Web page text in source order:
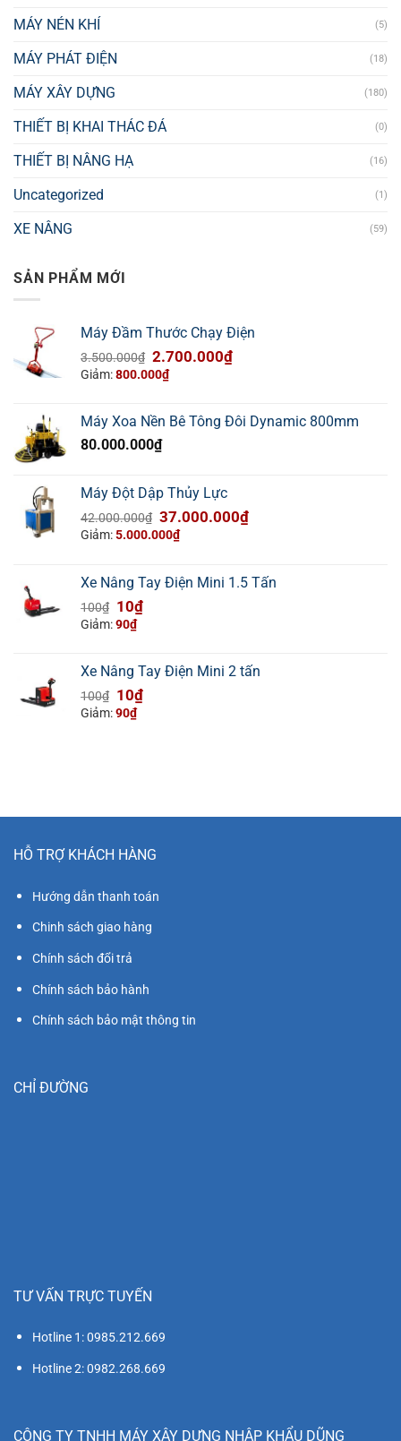
MÁY NÉN KHÍ (5)
MÁY PHÁT ĐIỆN (18)
MÁY XÂY DỰNG (180)
THIẾT BỊ KHAI THÁC ĐÁ (0)
THIẾT BỊ NÂNG HẠ (16)
Uncategorized (1)
XE NÂNG (59)
SẢN PHẨM MỚI
Máy Đầm Thước Chạy Điện
3.500.000₫ Giá
gốc
3.500.000₫.
2.700.000₫Giá
là:
2.700.000₫.
Giảm:800.000₫
Máy Xoa Nền Bê Tông Đôi Dynamic 800mm
80.000.000₫
Máy Đột Dập Thủy Lực
42.000.000₫ Giá
gốc
42.000.000₫.
37.000.000₫Giá
37.000.000₫.
Giảm:5.000.000₫
Xe Nâng Tay Điện Mini 1.5 Tấn
100₫ Giá
gốc
10₫Giá
10₫.
Giảm:90₫
Xe Nâng Tay Điện Mini 2 tấn
100₫ Giá
gốc
10₫Giá
Giảm:90₫
HỖ TRỢ KHÁCH HÀNG
Hướng dẫn thanh toán
Chinh sách giao hàng
Chính sách đổi trả
Chính sách bảo hành
Chính sách bảo mật thông tin
CHỈ ĐƯỜNG
TƯ VẤN TRỰC TUYẾN
Hotline 1: 0985.212.669
Hotline 2: 0982.268.669
CÔNG TY TNHH MÁY XÂY DỰNG NHẬP KHẨU DŨNG